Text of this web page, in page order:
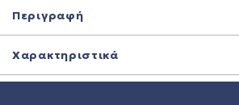
Περιγραφή
Χαρακτηριστικά